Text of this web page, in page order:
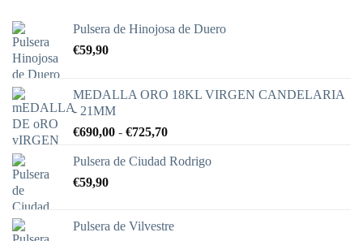
Pulsera de Hinojosa de Duero
€59,90
MEDALLA ORO 18KL VIRGEN CANDELARIA
- 21MM
€690,00 - €725,70Rango
precios:
€725,70
Pulsera de Ciudad Rodrigo
€59,90
Pulsera de Vilvestre